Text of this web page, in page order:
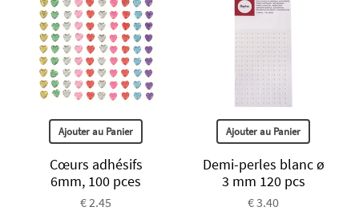
Ajouter au Panier
Cœurs adhésifs
6mm, 100 pces
€ 2.45
Ajouter au Panier
Demi-perles blanc ø
3 mm 120 pcs
€ 3.40